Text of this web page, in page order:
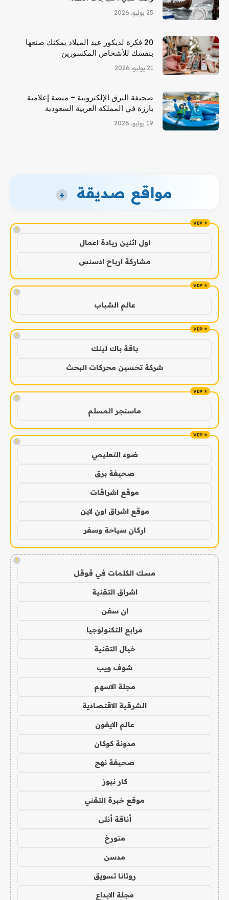
25 يوليو، 2026
20 فكرة لديكور عيد الميلاد يمكنك صنعها
بنفسك للأشخاص المكسورين
21 يوليو، 2026
صحيفة البرق الإلكترونية – منصة إعلامية
بارزة في المملكة العربية السعودية
19 يوليو، 2026
مواقع صديقة +
!
اول اثنين ريادة اعمال
مشاركة ارباح ادسنس
!
عالم الشباب
!
باقة باك لينك
شركة تحسين محركات البحث
!
ماسنجر المسلم
!
ضوء التعليمي
صحيفة برق
موقع اشراقات
موقع اشراق اون لاين
اركان سياحة وسفر
!
مسك الكلمات في قوقل
اشراق التقنية
ان سفن
مرابع التكنولوجيا
خيال التقنية
شوف ويب
مجلة الاسهم
الشرقية الاقتصادية
عالم الايفون
مدونة كوكان
صحيفة نهج
كار نيوز
موقع خبرة التقني
أناقة أنثى
متورخ
مدسن
روتانا تسويق
مجلة الابداع